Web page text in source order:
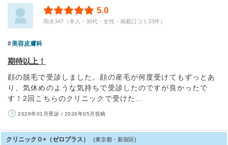
5.0
雨水347（本人・30代・女性・掲載口コミ33件）
美容皮膚科
期待以上！
顔の脱毛で受診しました。顔の産毛が何度受けてもずっとあ
り、気休めのような気持ちで受診したのですが良かったで
す！2回こちらのクリニックで受けた…
2026年01月受診 / 2026年05月投稿
クリニック０+（ゼロプラス） (東京都・新宿区)